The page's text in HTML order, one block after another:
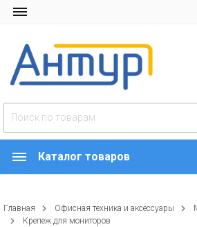
Каталог товаров
Главная Офисная техника и аксессуары
Крепеж для мониторов